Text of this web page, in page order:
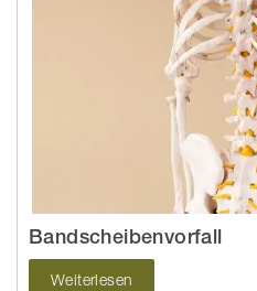
Bandscheibenvorfall
Weiterlesen